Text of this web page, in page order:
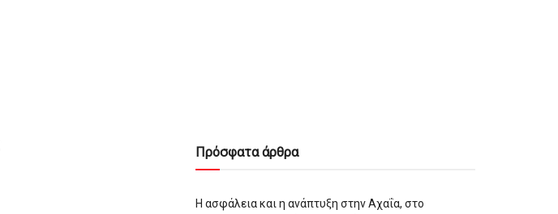
Πρόσφατα άρθρα
Η ασφάλεια και η ανάπτυξη στην Αχαΐα, στο